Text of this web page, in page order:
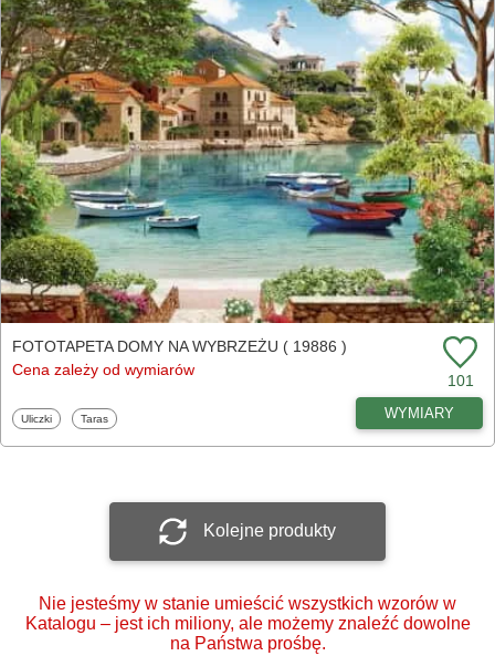
FOTOTAPETA DOMY NA WYBRZEŻU ( 19886 )
Cena zależy od wymiarów
101
Fototapety
Uliczki Fototapety
Taras WYMIARY
Kolejne produkty
Nie jesteśmy w stanie umieścić wszystkich wzorów w
Katalogu – jest ich miliony, ale możemy znaleźć dowolne
na Państwa prośbę.